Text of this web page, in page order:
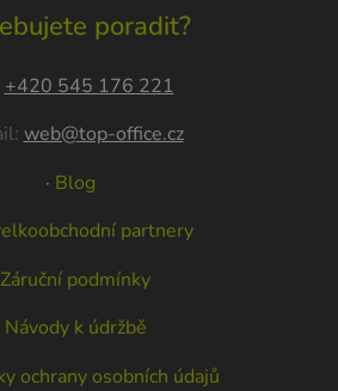
poradit?
+420 545 176 221
web@top-office.cz
· Blog
partnery
Záruční podmínky
Návody k údržbě
ochrany osobních údajů